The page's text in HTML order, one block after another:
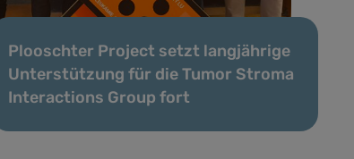
Plooschter Project setzt langjährige
Unterstützung für die Tumor Stroma
Interactions Group fort